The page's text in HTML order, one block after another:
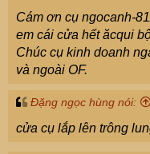
Cám ơn cụ ngocanh-
em cái cửa hết ăcqui
Chúc cụ kinh doanh
và ngoài OF.
Đặng ngọc hùng nói:
cửa cụ lắp lên trông